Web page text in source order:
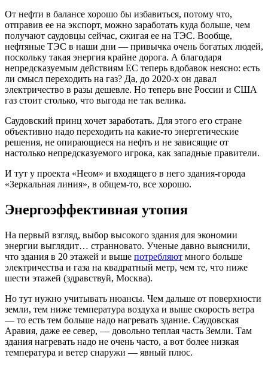
От нефти в балансе хорошо бы избавиться, потому что,
отправив ее на экспорт, можно заработать куда больше, чем
получают саудовцы сейчас, сжигая ее на ТЭС. Вообще,
нефтяные ТЭС в наши дни — привычка очень богатых людей,
поскольку такая энергия крайне дорога. А благодаря
непредсказуемым действиям ЕС теперь вдобавок неясно: есть
ли смысл переходить на газ? Да, до 2020-х он давал
электричество в разы дешевле. Но теперь вне России и США
газ стоит столько, что выгода не так велика.
Саудовский принц хочет заработать. Для этого его стране
объективно надо переходить на какие-то энергетические
решения, не опирающиеся на нефть и не зависящие от
настолько непредсказуемого игрока, как западные правители.
И тут у проекта «Неом» и входящего в него здания-города
«Зеркальная линия», в общем-то, все хорошо.
Энергоэффективная утопия
На первый взгляд, выбор высокого здания для экономии
энергии выглядит… странновато. Ученые давно выяснили,
что здания в 20 этажей и выше потребляют много больше
электричества и газа на квадратный метр, чем те, что ниже
шести этажей (здравствуй, Москва).
Но тут нужно учитывать нюансы. Чем дальше от поверхности
земли, тем ниже температура воздуха и выше скорость ветра
— то есть тем больше надо нагревать здание. Саудовская
Аравия, даже ее север, — довольно теплая часть Земли. Там
здания нагревать надо не очень часто, а вот более низкая
температура и ветер снаружи — явный плюс.